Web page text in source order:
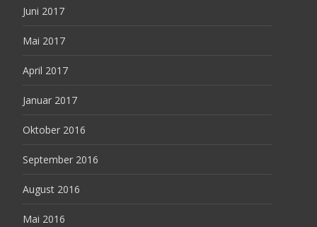
Juni 2017
Mai 2017
April 2017
Januar 2017
Oktober 2016
September 2016
August 2016
Mai 2016